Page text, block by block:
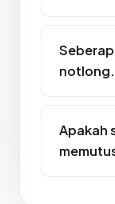
Apakah